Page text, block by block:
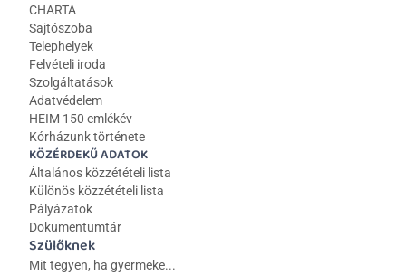
CHARTA
Sajtószoba
Telephelyek
Felvételi iroda
Szolgáltatások
Adatvédelem
HEIM 150 emlékév
Kórházunk története
KÖZÉRDEKŰ ADATOK
Általános közzétételi lista
Különös közzétételi lista
Pályázatok
Dokumentumtár
Szülőknek
Mit tegyen, ha gyermeke...